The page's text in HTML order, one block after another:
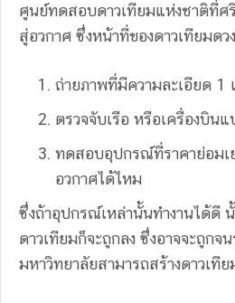
ศูนย์ทดสอบดาวเทียมแห่งชาติที่ศ
สู่อวกาศ ซึ่งหน้าที่ของดาวเทียมดว
ถ่ายภาพที่มีความละเอียด 1
ตรวจจับเรือ หรือเครื่องบิน
ทดสอบอุปกรณ์ที่ราคาย่อมเ
อวกาศได้ไหม
ซึ่งถ้าอุปกรณ์เหล่านั้นทำงานได้ดี
ดาวเทียมก็จะถูกลง ซึ่งอาจจะถูกจ
มหาวิทยาลัยสามารถสร้างดาวเทีย